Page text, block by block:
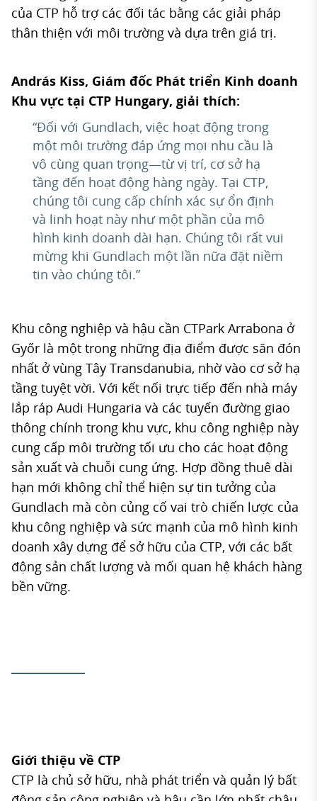
của CTP hỗ trợ các đối tác bằng các giải pháp
thân thiện với môi trường và dựa trên giá trị.
András Kiss, Giám đốc Phát triển Kinh doanh
Khu vực tại CTP Hungary, giải thích:
“Đối với Gundlach, việc hoạt động trong
một môi trường đáp ứng mọi nhu cầu là
vô cùng quan trọng—từ vị trí, cơ sở hạ
tầng đến hoạt động hàng ngày. Tại CTP,
chúng tôi cung cấp chính xác sự ổn định
và linh hoạt này như một phần của mô
hình kinh doanh dài hạn. Chúng tôi rất vui
mừng khi Gundlach một lần nữa đặt niềm
tin vào chúng tôi.”
Khu công nghiệp và hậu cần CTPark Arrabona ở
Győr là một trong những địa điểm được săn đón
nhất ở vùng Tây Transdanubia, nhờ vào cơ sở hạ
tầng tuyệt vời. Với kết nối trực tiếp đến nhà máy
lắp ráp Audi Hungaria và các tuyến đường giao
thông chính trong khu vực, khu công nghiệp này
cung cấp môi trường tối ưu cho các hoạt động
sản xuất và chuỗi cung ứng. Hợp đồng thuê dài
hạn mới không chỉ thể hiện sự tin tưởng của
Gundlach mà còn củng cố vai trò chiến lược của
khu công nghiệp và sức mạnh của mô hình kinh
doanh xây dựng để sở hữu của CTP, với các bất
động sản chất lượng và mối quan hệ khách hàng
bền vững.
Giới thiệu về CTP
CTP là chủ sở hữu, nhà phát triển và quản lý bất